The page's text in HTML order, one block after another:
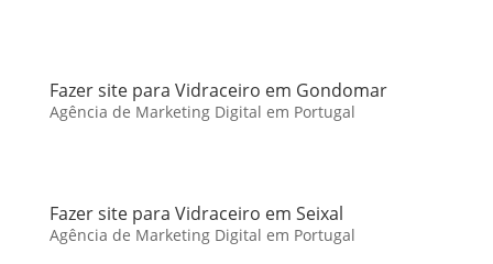
Fazer site para Vidraceiro em Gondomar
Agência de Marketing Digital em Portugal
Fazer site para Vidraceiro em Seixal
Agência de Marketing Digital em Portugal